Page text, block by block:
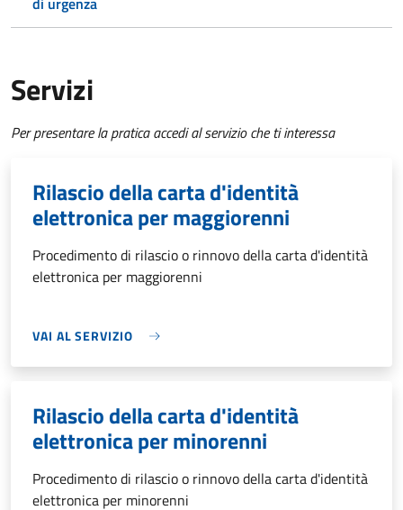
Servizi
Per presentare la pratica accedi al servizio che ti interessa
Rilascio della carta d'identità
elettronica per maggiorenni
Procedimento di rilascio o rinnovo della carta d'identità
elettronica per maggiorenni
VAI AL SERVIZIO
Rilascio della carta d'identità
elettronica per minorenni
Procedimento di rilascio o rinnovo della carta d'identità
elettronica per minorenni